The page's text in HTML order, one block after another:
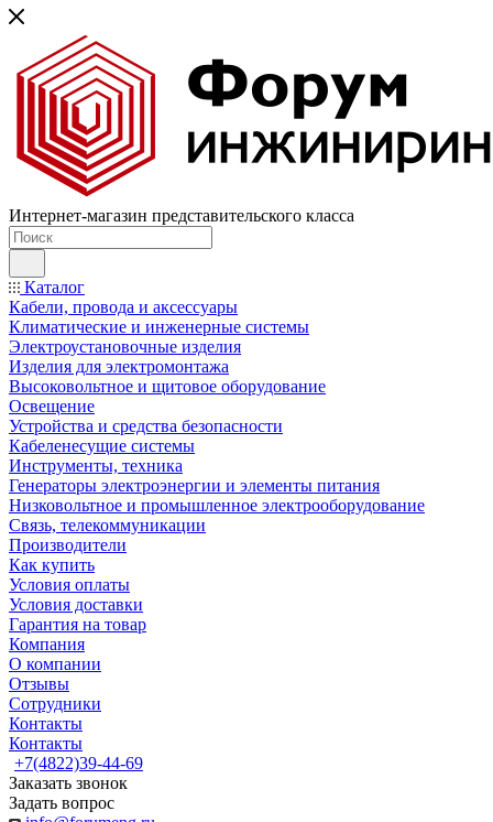
Интернет-магазин представительского класса
Каталог
Кабели, провода и аксессуары
Климатические и инженерные системы
Электроустановочные изделия
Изделия для электромонтажа
Высоковольтное и щитовое оборудование
Освещение
Устройства и средства безопасности
Кабеленесущие системы
Инструменты, техника
Генераторы электроэнергии и элементы питания
Низковольтное и промышленное электрооборудование
Связь, телекоммуникации
Производители
Как купить
Условия оплаты
Условия доставки
Гарантия на товар
Компания
О компании
Отзывы
Сотрудники
Контакты
Контакты
+7(4822)39-44-69
Заказать звонок
Задать вопрос